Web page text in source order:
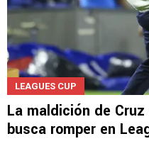
LEAGUES CUP
La maldición de
busca romper en